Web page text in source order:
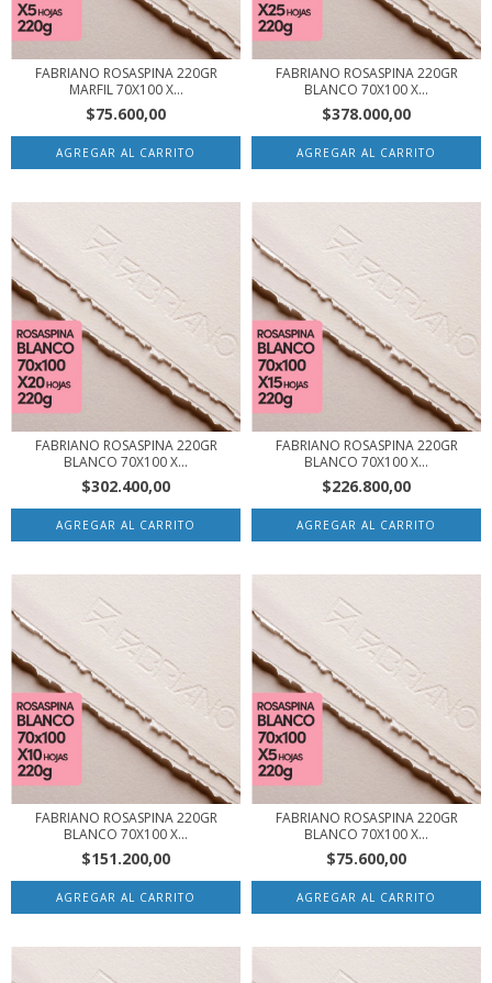
FABRIANO ROSASPINA 220GR
MARFIL 70X100 X...
$75.600,00
FABRIANO ROSASPINA 220GR
BLANCO 70X100 X...
$378.000,00
FABRIANO ROSASPINA 220GR
BLANCO 70X100 X...
$302.400,00
FABRIANO ROSASPINA 220GR
BLANCO 70X100 X...
$226.800,00
FABRIANO ROSASPINA 220GR
BLANCO 70X100 X...
$151.200,00
FABRIANO ROSASPINA 220GR
BLANCO 70X100 X...
$75.600,00